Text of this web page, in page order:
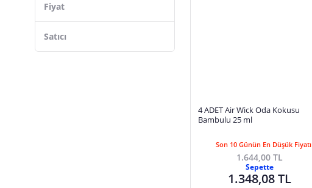
Noche Luz
Karaca Home
Fiyat
Satıcı
4 ADET Air Wick Oda Kokusu
Bambulu 25 ml
Son 10 Günün En Düşük Fiyatı
1.644,00 TL
Sepette
1.348,08 TL